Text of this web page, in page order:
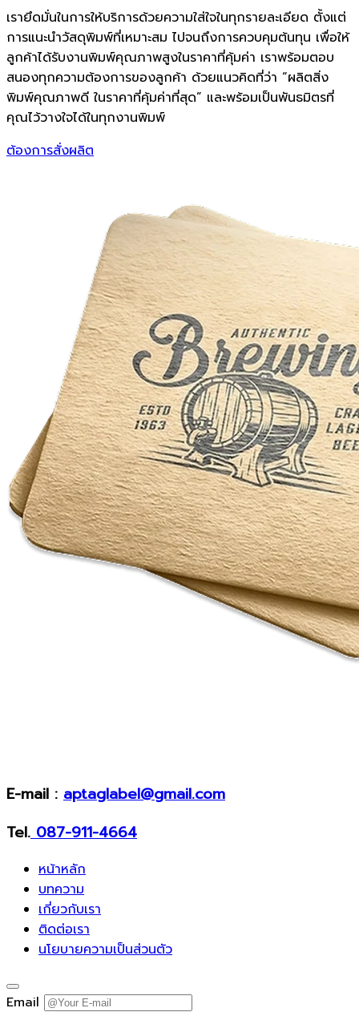
เรายึดมั่นในการให้บริการด้วยความใส่ใจในทุกรายละเอียด ตั้งแต่
การแนะนำวัสดุพิมพ์ที่เหมาะสม ไปจนถึงการควบคุมต้นทุน เพื่อให้
ลูกค้าได้รับงานพิมพ์คุณภาพสูงในราคาที่คุ้มค่า เราพร้อมตอบ
สนองทุกความต้องการของลูกค้า ด้วยแนวคิดที่ว่า “ผลิตสิ่ง
พิมพ์คุณภาพดี ในราคาที่คุ้มค่าที่สุด” และพร้อมเป็นพันธมิตรที่
คุณไว้วางใจได้ในทุกงานพิมพ์
ต้องการสั่งผลิต
E-mail : aptaglabel@gmail.com
Tel.087-911-4664
หน้าหลัก
บทความ
เกี่ยวกับเรา
ติดต่อเรา
นโยบายความเป็นส่วนตัว
Email